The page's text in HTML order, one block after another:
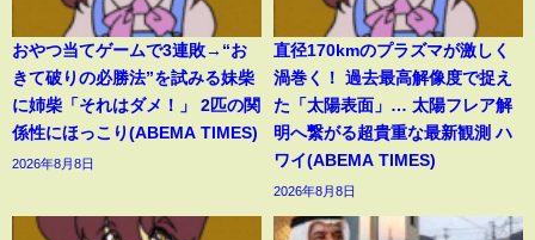
おやつ当てゲームで3連敗→“お
きて破りの必勝法”を試みる妹柴
に姉柴「それはダメ！」 2匹の関
係性にほっこり(ABEMA TIMES)
2026年8月8日
直径170kmのプラズマが激しく
渦巻く！ 過去最高解像度で捉え
た「太陽表面」… 太陽フレア解
明へ繋がる超貴重な最新観測 ハ
ワイ(ABEMA TIMES)
2026年8月8日